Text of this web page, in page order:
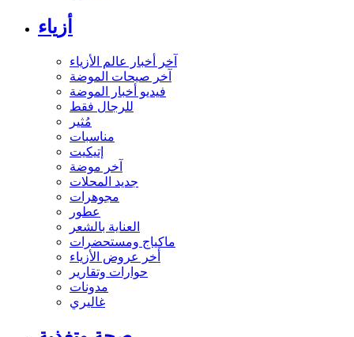
أزياء
آخر أخبار عالم الأزياء
آخر صيحات الموضة
فيديو أخبار الموضة
للرجال فقط
مُثير
مناسبات
إتيكيت
آخر موضة
جديد المحلات
مجوهرات
عطور
العناية بالشعر
ماكياج ومستحضرات
أخر عروض الأزياء
حوارات وتقارير
مدونات
غاليري